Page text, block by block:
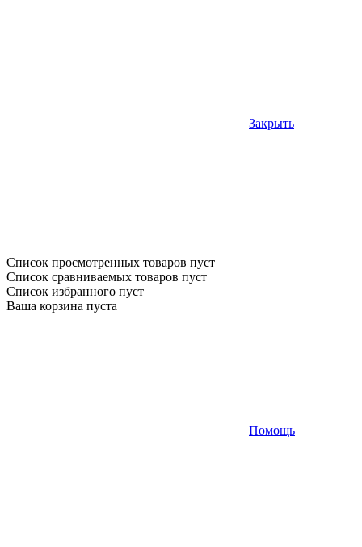
Закрыть
Список просмотренных товаров пуст
Список сравниваемых товаров пуст
Список избранного пуст
Ваша корзина пуста
Помощь